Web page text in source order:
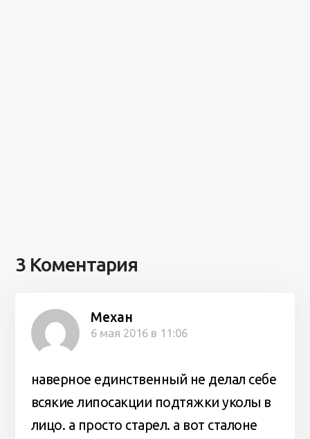
3 Коментария
Механ
6 мая 2016 в 11:06
наверное единственный не делал себе
всякие липосакции подтяжки уколы в
лицо. а просто старел. а вот сталоне